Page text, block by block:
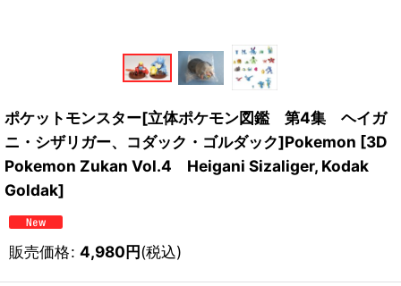
ポケットモンスター[立体ポケモン図鑑 第4集 ヘイガ
ニ・シザリガー、コダック・ゴルダック]Pokemon [3D
Pokemon Zukan Vol.4 Heigani Sizaliger, Kodak
Goldak]
販売価格: 4,980円(税込)